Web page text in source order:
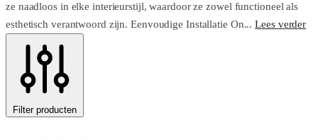
ze naadloos in elke interieurstijl, waardoor ze zowel functioneel als
esthetisch verantwoord zijn. Eenvoudige Installatie On...Lees verder
Filter producten